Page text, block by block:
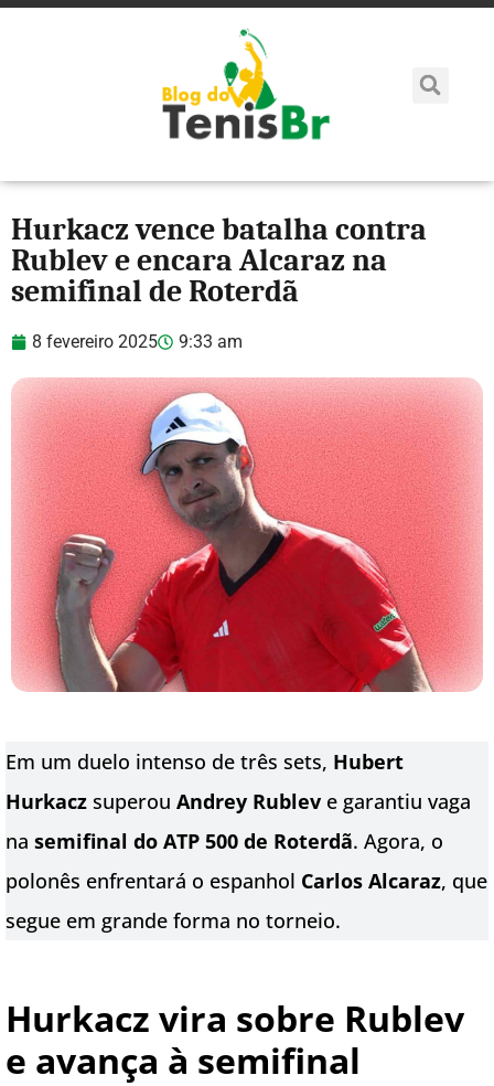
Hurkacz vence batalha contra
Rublev e encara Alcaraz na
semifinal de Roterdã
8 fevereiro 2025 9:33 am
Em um duelo intenso de três sets, Hubert
Hurkacz superou Andrey Rublev e garantiu vaga
na semifinal do ATP 500 de Roterdã. Agora, o
polonês enfrentará o espanhol Carlos Alcaraz, que
segue em grande forma no torneio.
Hurkacz vira sobre Rublev
e avança à semifinal